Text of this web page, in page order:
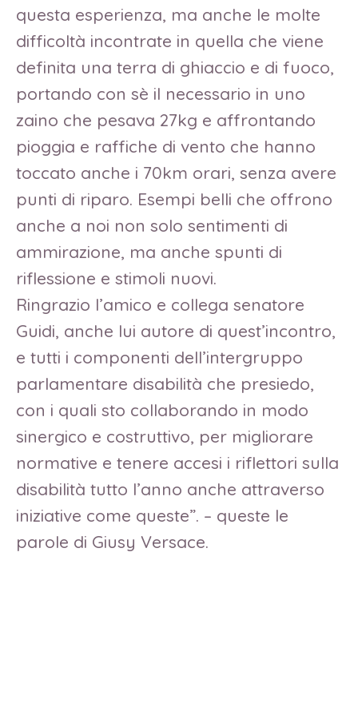
questa esperienza, ma anche le molte
difficoltà incontrate in quella che viene
definita una terra di ghiaccio e di fuoco,
portando con sè il necessario in uno
zaino che pesava 27kg e affrontando
pioggia e raffiche di vento che hanno
toccato anche i 70km orari, senza avere
punti di riparo. Esempi belli che offrono
anche a noi non solo sentimenti di
ammirazione, ma anche spunti di
riflessione e stimoli nuovi.
Ringrazio l’amico e collega senatore
Guidi, anche lui autore di quest’incontro,
e tutti i componenti dell’intergruppo
parlamentare disabilità che presiedo,
con i quali sto collaborando in modo
sinergico e costruttivo, per migliorare
normative e tenere accesi i riflettori sulla
disabilità tutto l’anno anche attraverso
iniziative come queste”. – queste le
parole di Giusy Versace.